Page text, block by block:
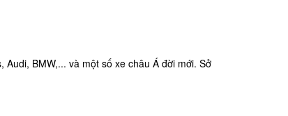
BMW,... và một số xe châu Á đời mới. Sở